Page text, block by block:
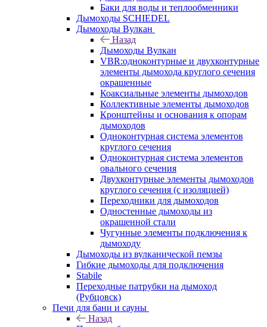
Баки для воды и теплообменники
Дымоходы SCHIEDEL
Дымоходы Вулкан
Назад
Дымоходы Вулкан
VBR:одноконтурные и двухконтурные
элементы дымохода круглого сечения
окрашенные
Коаксиальные элементы дымоходов
Коллективные элементы дымоходов
Кронштейны и основания к опорам
дымоходов
Одноконтурная система элементов
круглого сечения
Одноконтурная система элементов
овального сечения
Двухконтурные элементы дымоходов
круглого сечения (с изоляцией)
Переходники для дымоходов
Одностенные дымоходы из
окрашенной стали
Чугунные элементы подключения к
дымоходу
Дымоходы из вулканической пемзы
Гибкие дымоходы для подключения
Stabile
Переходные патрубки на дымоход
(Рубцовск)
Печи для бани и сауны
Назад